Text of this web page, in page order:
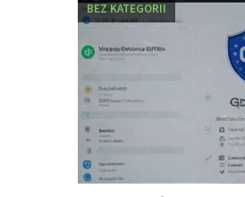
BEZ KATEGORII